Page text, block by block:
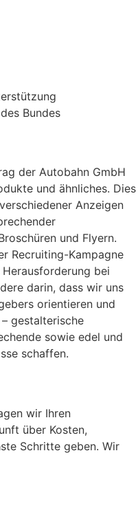
Bundes
der Autobahn GmbH
und ähnliches. Dies
Anzeigen
und Flyern.
Recruiting-Kampagne
bei
darin, dass wir uns
orientieren und
gestalterische
sowie edel und
schaffen.
wir Ihren
über Kosten,
Schritte geben. Wir